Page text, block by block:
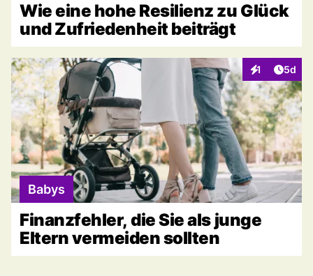
Wie eine hohe Resilienz zu Glück
und Zufriedenheit beiträgt
1
Interaktionen
5d
Babys
Finanzfehler, die Sie als junge
Eltern vermeiden sollten